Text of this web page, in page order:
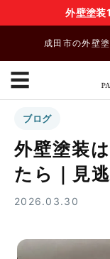
外壁塗
成田市の外壁
☰
ブログ
外壁塗装
たら｜見
2026.03.30